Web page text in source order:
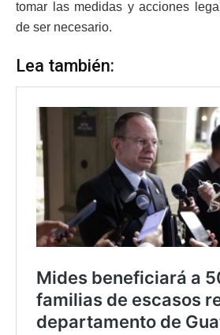
tomar las medidas y acciones
de ser necesario.
Lea también: